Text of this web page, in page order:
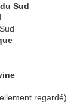
Sud
regardé)